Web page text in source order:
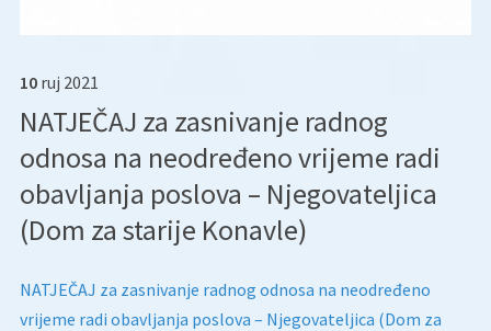
10 ruj 2021
NATJEČAJ za zasnivanje radnog
odnosa na neodređeno vrijeme radi
obavljanja poslova – Njegovateljica
(Dom za starije Konavle)
NATJEČAJ za zasnivanje radnog odnosa na neodređeno
vrijeme radi obavljanja poslova – Njegovateljica (Dom za